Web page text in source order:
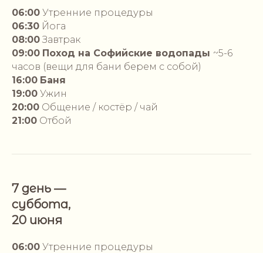
06:00 Утренние процедуры
06:30 Йога
08:00 Завтрак
09:00 Поход на Софийские водопады ~5-6
часов (вещи для бани берем с собой)
16:00 Баня
19:00 Ужин
20:00 Общение / костёр / чай
21:00 Отбой
7 день —
суббота,
20 июня
06:00 Утренние процедуры